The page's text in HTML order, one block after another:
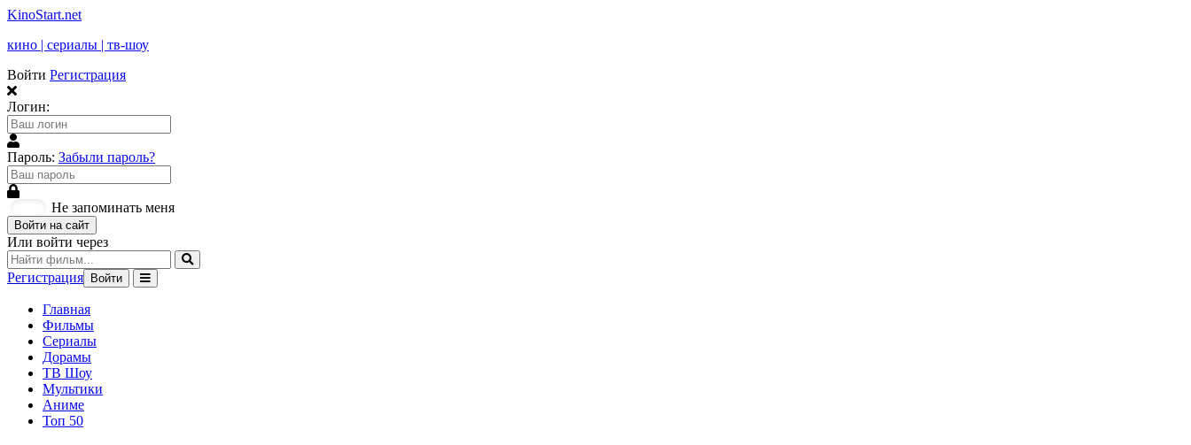
KinoStart.net
кино | сериалы | тв-шоу
Войти Регистрация
Логин:
Пароль: Забыли пароль?
Не запоминать меня
Войти на сайт
Или войти через
Регистрация Войти
Главная
Фильмы
Сериалы
Дорамы
ТВ Шоу
Мультики
Аниме
Топ 50